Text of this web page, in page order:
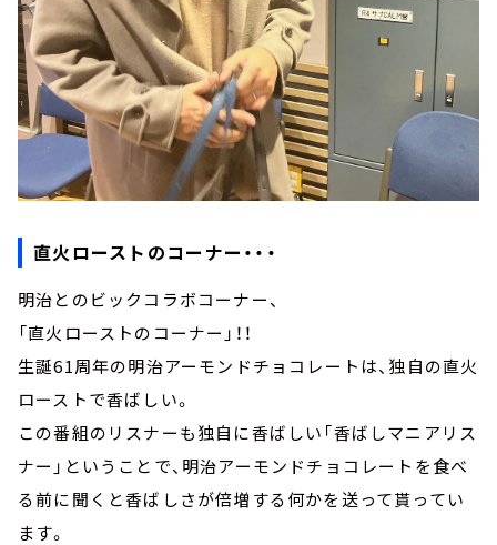
直火ローストのコーナー・・・
明治とのビックコラボコーナー、
「直火ローストのコーナー」！！
生誕61周年の明治アーモンドチョコレートは、独自の直火
ローストで香ばしい。
この番組のリスナーも独自に香ばしい「香ばしマニアリス
ナー」ということで、明治アーモンドチョコレートを食べ
る前に聞くと香ばしさが倍増する何かを送って貰ってい
ます。